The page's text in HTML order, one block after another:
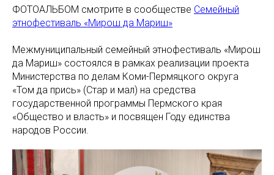
ФОТОАЛЬБОМ смотрите в сообществе Семейный
этнофестиваль «Мирош да Мариш»
Межмуниципальный семейный этнофестиваль «Мирош
да Мариш» состоялся в рамках реализации проекта
Министерства по делам Коми-Пермяцкого округа
«Том да пӧрись» (Стар и мал) на средства
государственной программы Пермского края
«Общество и власть» и посвящен Году единства
народов России.